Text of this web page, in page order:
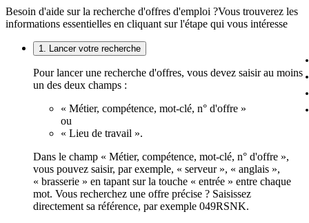
Besoin d'aide sur la recherche d'offres d'emploi ?Vous trouverez les
informations essentielles en cliquant sur l'étape qui vous intéresse
1. Lancer votre recherche
Pour lancer une recherche d'offres, vous devez saisir au moins
un des deux champs :
« Métier, compétence, mot-clé, n° d'offre »
ou
« Lieu de travail ».
Dans le champ « Métier, compétence, mot-clé, n° d'offre »,
vous pouvez saisir, par exemple, « serveur », « anglais »,
« brasserie » en tapant sur la touche « entrée » entre chaque
mot. Vous recherchez une offre précise ? Saisissez
directement sa référence, par exemple 049RSNK.